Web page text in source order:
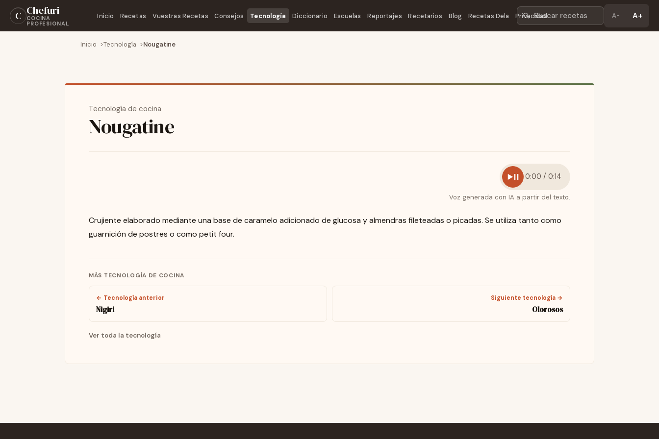
C Chefuri
COCINA
PROFESIONAL
Buscar recetas A- A+
Inicio Recetas Vuestras Recetas Consejos Tecnología Diccionario Escuelas Reportajes Recetarios Blog Recetas Dela Privacidad
Inicio Tecnología Nougatine
Tecnología de cocina
Nougatine
0:00 / 0:14
Voz generada con IA a partir del texto.
Crujiente elaborado mediante una base de caramelo adicionado de glucosa y almendras fileteadas o picadas. Se utiliza tanto como
guarnición de postres o como petit four.
MÁS TECNOLOGÍA DE COCINA
← Tecnología anterior
Nigiri
Siguiente tecnología →
Olorosos
Ver toda la tecnología